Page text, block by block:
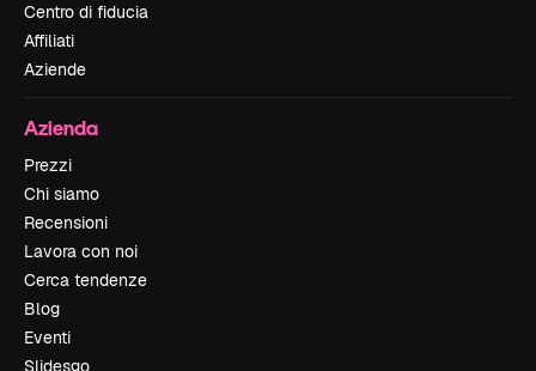
Centro di fiducia
Affiliati
Aziende
Azienda
Prezzi
Chi siamo
Recensioni
Lavora con noi
Cerca tendenze
Blog
Eventi
Slidesgo